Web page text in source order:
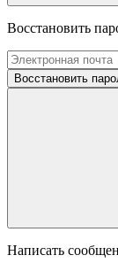
Восстановить
Восстановить
Написать